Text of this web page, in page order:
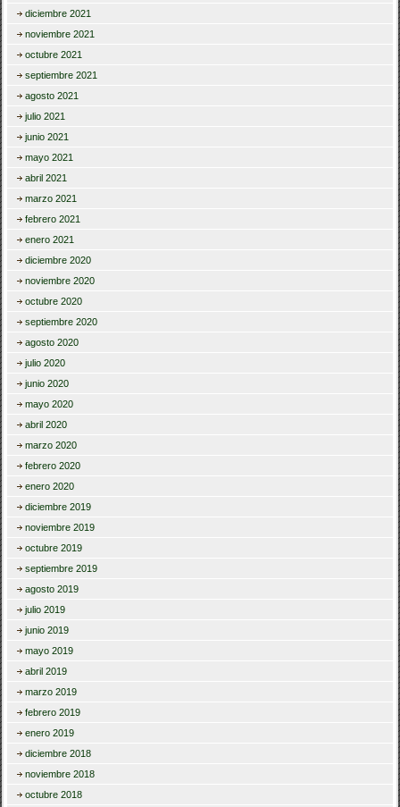
diciembre 2021
noviembre 2021
octubre 2021
septiembre 2021
agosto 2021
julio 2021
junio 2021
mayo 2021
abril 2021
marzo 2021
febrero 2021
enero 2021
diciembre 2020
noviembre 2020
octubre 2020
septiembre 2020
agosto 2020
julio 2020
junio 2020
mayo 2020
abril 2020
marzo 2020
febrero 2020
enero 2020
diciembre 2019
noviembre 2019
octubre 2019
septiembre 2019
agosto 2019
julio 2019
junio 2019
mayo 2019
abril 2019
marzo 2019
febrero 2019
enero 2019
diciembre 2018
noviembre 2018
octubre 2018